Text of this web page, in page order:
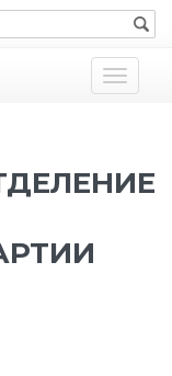
Показать
меню